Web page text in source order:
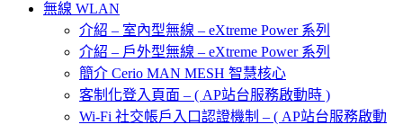
無線 WLAN
介紹 – 室內型無線 – eXtreme Power 系列
介紹 – 戶外型無線 – eXtreme Power 系列
簡介 Cerio MAN MESH 智慧核心
客制化登入頁面 – ( AP站台服務啟動時 )
Wi-Fi 社交帳戶入口認證機制 – ( AP站台服務啟動